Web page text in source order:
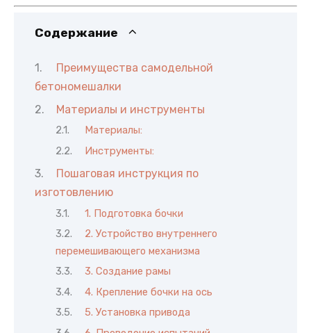
Содержание
Преимущества самодельной
бетономешалки
Материалы и инструменты
Материалы:
Инструменты:
Пошаговая инструкция по
изготовлению
1. Подготовка бочки
2. Устройство внутреннего
перемешивающего механизма
3. Создание рамы
4. Крепление бочки на ось
5. Установка привода